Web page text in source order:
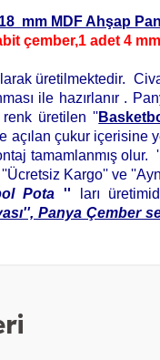
mm MDF Ahşap
çember,1 adet 4
üretilmektedir.
ile hazırlanır .
üretilen ''
açılan çukur
tamamlanmış olur. '
Kargo'' ve
Pota ''
ları
Panya Çember